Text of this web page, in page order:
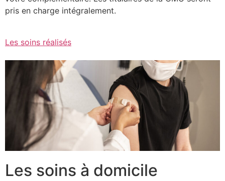
pris en charge intégralement.
Les soins réalisés
Les soins à domicile